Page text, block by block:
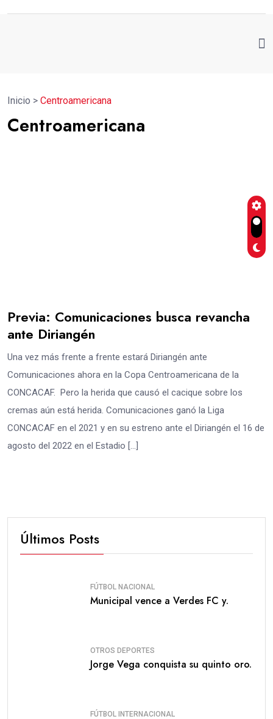
Inicio > Centroamericana
Centroamericana
Previa: Comunicaciones busca revancha
ante Diriangén
Una vez más frente a frente estará Diriangén ante
Comunicaciones ahora en la Copa Centroamericana de la
CONCACAF. Pero la herida que causó el cacique sobre los
cremas aún está herida. Comunicaciones ganó la Liga
CONCACAF en el 2021 y en su estreno ante el Diriangén el 16 de
agosto del 2022 en el Estadio […]
Últimos Posts
FÚTBOL NACIONAL
Municipal vence a Verdes FC y.
OTROS DEPORTES
Jorge Vega conquista su quinto oro.
FÚTBOL INTERNACIONAL